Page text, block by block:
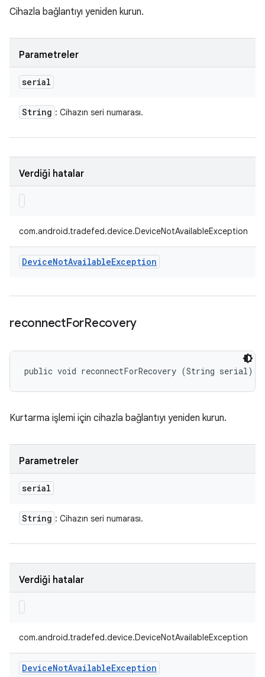
Cihazla bağlantıyı yeniden kurun.
Parametreler
serial
String : Cihazın seri numarası.
Verdiği hatalar
com.android.tradefed.device.DeviceNotAvailableException
DeviceNotAvailableException
reconnectForRecovery
public void reconnectForRecovery (String serial)
Kurtarma işlemi için cihazla bağlantıyı yeniden kurun.
Parametreler
serial
String : Cihazın seri numarası.
Verdiği hatalar
com.android.tradefed.device.DeviceNotAvailableException
DeviceNotAvailableException